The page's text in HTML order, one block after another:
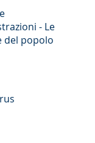
- Le
del popolo